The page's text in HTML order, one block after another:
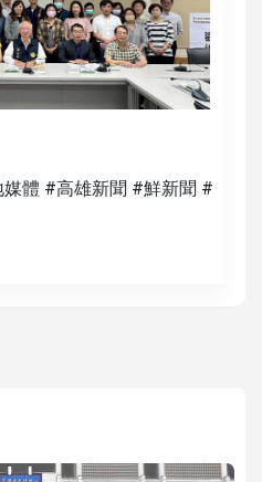
體 #高雄新聞 #鮮新聞 #